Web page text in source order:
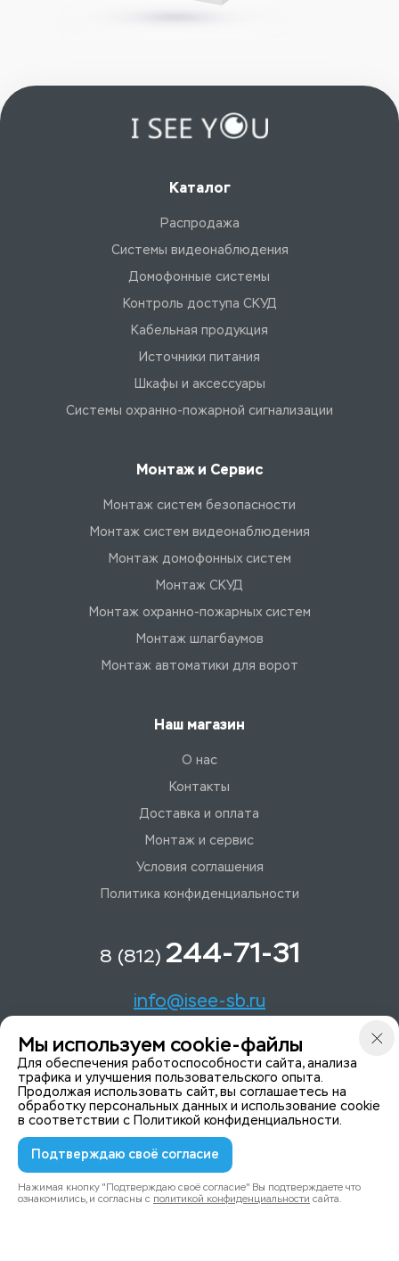
Каталог
Распродажа
Системы видеонаблюдения
Домофонные системы
Контроль доступа СКУД
Кабельная продукция
Источники питания
Шкафы и аксессуары
Системы охранно-пожарной сигнализации
Монтаж и Сервис
Монтаж систем безопасности
Монтаж систем видеонаблюдения
Монтаж домофонных систем
Монтаж СКУД
Монтаж охранно-пожарных систем
Монтаж шлагбаумов
Монтаж автоматики для ворот
Наш магазин
О нас
Контакты
Доставка и оплата
Монтаж и сервис
Условия соглашения
Политика конфиденциальности
8 (812) 244-71-31
info@isee-sb.ru
Светлановский пр-кт, д. 70, корп. 1
Мы в Telegam
© 2015-2026 ISeeYou - системы безопасности
Политика конфиденциальности
Мы используем cookie-файлы
Для обеспечения работоспособности сайта, анализа
трафика и улучшения пользовательского опыта.
Продолжая использовать сайт, вы соглашаетесь на
обработку персональных данных и использование cookie
в соответствии с Политикой конфиденциальности.
Подтверждаю своё согласие
Нажимая кнопку "Подтверждаю своё согласие" Вы подтверждаете что
ознакомились, и согласны с политикой конфиденциальности сайта.